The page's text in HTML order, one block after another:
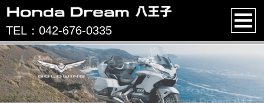
TEL：042-676-0335